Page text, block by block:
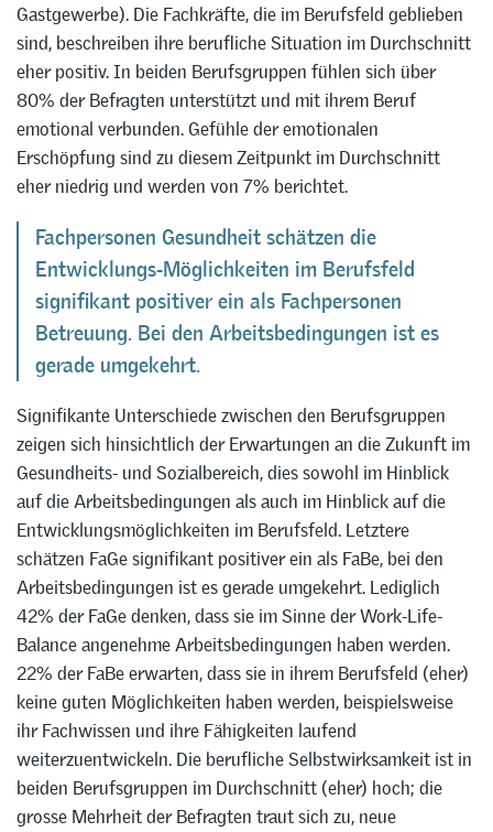
Gastgewerbe). Die Fachkräfte, die im Berufsfeld geblieben
sind, beschreiben ihre berufliche Situation im Durchschnitt
eher positiv. In beiden Berufsgruppen fühlen sich über
80% der Befragten unterstützt und mit ihrem Beruf
emotional verbunden. Gefühle der emotionalen
Erschöpfung sind zu diesem Zeitpunkt im Durchschnitt
eher niedrig und werden von 7% berichtet.
Fachpersonen Gesundheit schätzen die
Entwicklungs-Möglichkeiten im Berufsfeld
signifikant positiver ein als Fachpersonen
Betreuung. Bei den Arbeitsbedingungen ist es
gerade umgekehrt.
Signifikante Unterschiede zwischen den Berufsgruppen
zeigen sich hinsichtlich der Erwartungen an die Zukunft im
Gesundheits- und Sozialbereich, dies sowohl im Hinblick
auf die Arbeitsbedingungen als auch im Hinblick auf die
Entwicklungsmöglichkeiten im Berufsfeld. Letztere
schätzen FaGe signifikant positiver ein als FaBe, bei den
Arbeitsbedingungen ist es gerade umgekehrt. Lediglich
42% der FaGe denken, dass sie im Sinne der Work-Life-
Balance angenehme Arbeitsbedingungen haben werden.
22% der FaBe erwarten, dass sie in ihrem Berufsfeld (eher)
keine guten Möglichkeiten haben werden, beispielsweise
ihr Fachwissen und ihre Fähigkeiten laufend
weiterzuentwickeln. Die berufliche Selbstwirksamkeit ist in
beiden Berufsgruppen im Durchschnitt (eher) hoch; die
grosse Mehrheit der Befragten traut sich zu, neue